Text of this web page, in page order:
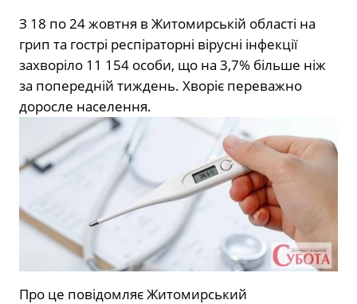
З 18 по 24 жовтня в Житомирській області на
грип та гострі респіраторні вірусні інфекції
захворіло 11 154 особи, що на 3,7% більше ніж
за попередній тиждень. Хворіє переважно
доросле населення.
Про це повідомляє Житомирський